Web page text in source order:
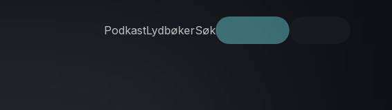
PodkastLydbøkerSøk